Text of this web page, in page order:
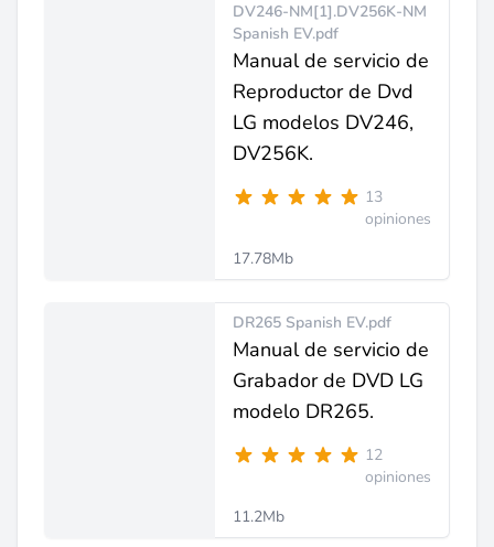
DV246-NM[1].DV256K-NM
Spanish EV.pdf
Manual de servicio de
Reproductor de Dvd
LG modelos DV246,
DV256K.
13
opiniones
17.78Mb
DR265 Spanish EV.pdf
Manual de servicio de
Grabador de DVD LG
modelo DR265.
12
opiniones
11.2Mb